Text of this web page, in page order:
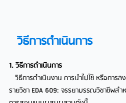
วิธีการดำเนินการ
1. วิธีการดำเนินการ
วิธีการดำเนินงาน การนำไปใช้ หรือการ
รายวิชา EDA 609: จรรยาบรรณวิชาชีพส